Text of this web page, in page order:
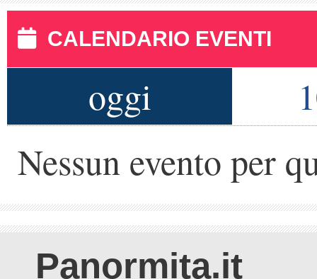
CALENDARIO EVENTI
oggi
Nessun evento per
Panormita.it